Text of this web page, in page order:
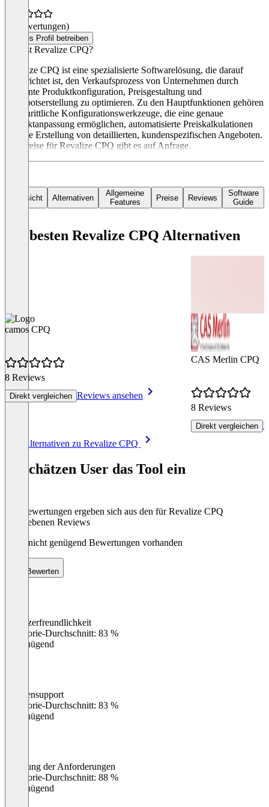
(0 Bewertungen)
Dieses Profil betreiben
Was ist Revalize CPQ?
Revalize CPQ ist eine spezialisierte Softwarelösung, die darauf
ausgerichtet ist, den Verkaufsprozess von Unternehmen durch
effiziente Produktkonfiguration, Preisgestaltung und
Angebotserstellung zu optimieren. Zu den Hauptfunktionen gehören
fortschrittliche Konfigurationswerkzeuge, die eine genaue
Produktanpassung ermöglichen, automatisierte Preiskalkulationen
und die Erstellung von detaillierten, kundenspezifischen Angeboten.
Die Preise für Revalize CPQ gibt es auf Anfrage.
Übersicht Alternativen
Allgemeine
Features
Preise Reviews
Software
Guide
Die besten Revalize CPQ Alternativen
camos CPQ
8 Reviews
Direkt vergleichen Reviews ansehen
CAS Merlin CPQ
8 Reviews
Direkt vergleichen
Alle Alternativen zu Revalize CPQ
So schätzen User das Tool ein
Die Bewertungen ergeben sich aus den für Revalize CPQ
abgegebenen Reviews
Noch nicht genügend Bewertungen vorhanden
Bewerten
Benutzerfreundlichkeit
Kategorie-Durchschnitt: 83 %
Ungenügend
Kundensupport
Kategorie-Durchschnitt: 83 %
Ungenügend
Erfüllung der Anforderungen
Kategorie-Durchschnitt: 88 %
Ungenügend